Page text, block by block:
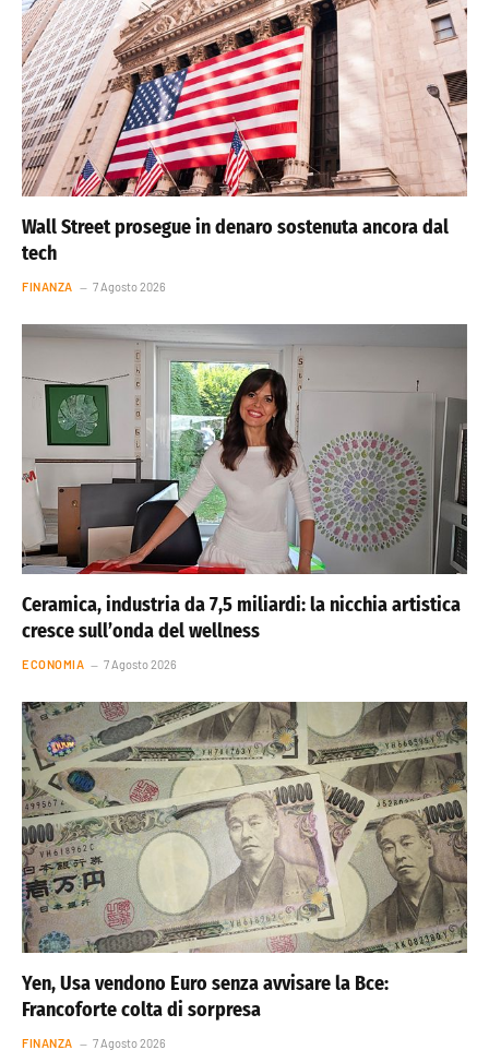
Wall Street prosegue in denaro sostenuta ancora dal
tech
FINANZA 7 Agosto 2026
Ceramica, industria da 7,5 miliardi: la nicchia artistica
cresce sull’onda del wellness
ECONOMIA 7 Agosto 2026
Yen, Usa vendono Euro senza avvisare la Bce:
Francoforte colta di sorpresa
FINANZA 7 Agosto 2026